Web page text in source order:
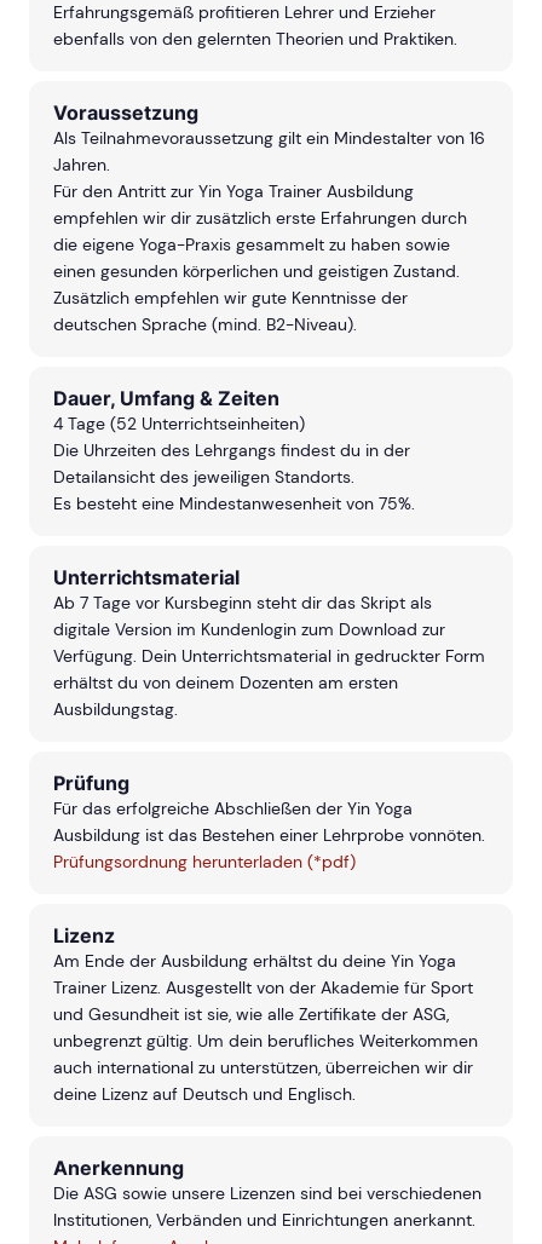
Erfahrungsgemäß profitieren Lehrer und Erzieher
ebenfalls von den gelernten Theorien und Praktiken.
Voraussetzung
Als Teilnahmevoraussetzung gilt ein Mindestalter von 16
Jahren.
Für den Antritt zur Yin Yoga Trainer Ausbildung
empfehlen wir dir zusätzlich erste Erfahrungen durch
die eigene Yoga-Praxis gesammelt zu haben sowie
einen gesunden körperlichen und geistigen Zustand.
Zusätzlich empfehlen wir gute Kenntnisse der
deutschen Sprache (mind. B2-Niveau).
Dauer, Umfang & Zeiten
4 Tage (52 Unterrichtseinheiten)
Die Uhrzeiten des Lehrgangs findest du in der
Detailansicht des jeweiligen Standorts.
Es besteht eine Mindestanwesenheit von 75%.
Unterrichtsmaterial
Ab 7 Tage vor Kursbeginn steht dir das Skript als
digitale Version im Kundenlogin zum Download zur
Verfügung. Dein Unterrichtsmaterial in gedruckter Form
erhältst du von deinem Dozenten am ersten
Ausbildungstag.
Prüfung
Für das erfolgreiche Abschließen der Yin Yoga
Ausbildung ist das Bestehen einer Lehrprobe vonnöten.
Prüfungsordnung herunterladen (*pdf)
Lizenz
Am Ende der Ausbildung erhältst du deine Yin Yoga
Trainer Lizenz. Ausgestellt von der Akademie für Sport
und Gesundheit ist sie, wie alle Zertifikate der ASG,
unbegrenzt gültig. Um dein berufliches Weiterkommen
auch international zu unterstützen, überreichen wir dir
deine Lizenz auf Deutsch und Englisch.
Anerkennung
Die ASG sowie unsere Lizenzen sind bei verschiedenen
Institutionen, Verbänden und Einrichtungen anerkannt.